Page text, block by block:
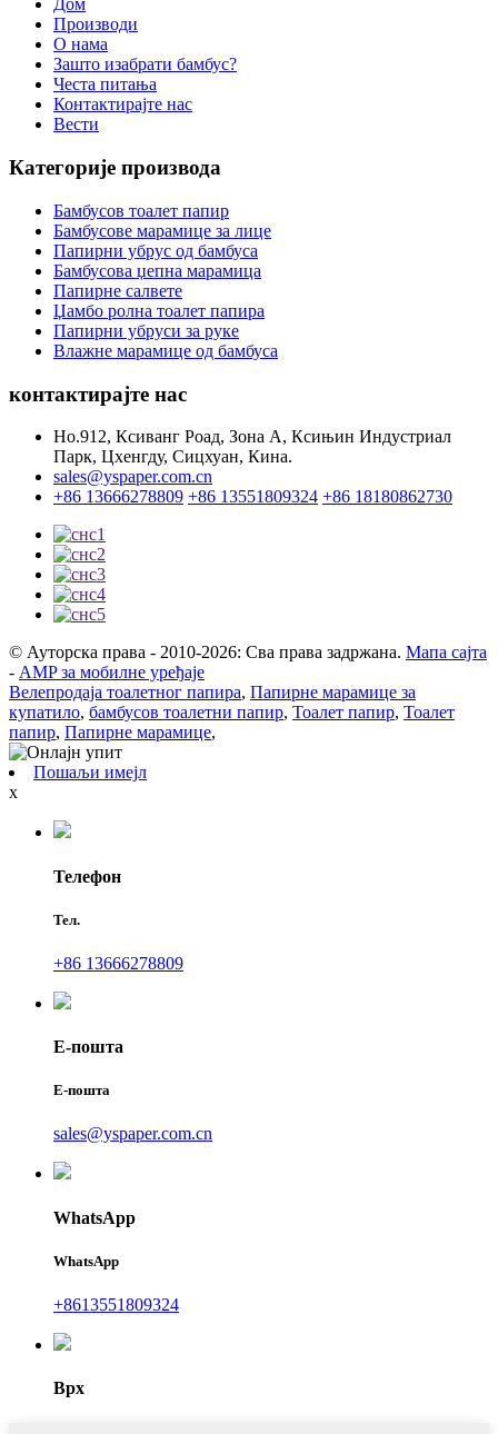
Дом
Производи
О нама
Зашто изабрати бамбус?
Честа питања
Контактирајте нас
Вести
Категорије производа
Бамбусов тоалет папир
Бамбусове марамице за лице
Папирни убрус од бамбуса
Бамбусова џепна марамица
Папирне салвете
Џамбо ролна тоалет папира
Папирни убруси за руке
Влажне марамице од бамбуса
контактирајте нас
Но.912, Ксиванг Роад, Зона А, Ксињин Индустриал
Парк, Цхенгду, Сицхуан, Кина.
sales@yspaper.com.cn
+86 13666278809 +86 13551809324 +86 18180862730
© Ауторска права - 2010-2026: Сва права задржана. Мапа сајта
- AMP за мобилне уређаје
Велепродаја тоалетног папира, Папирне марамице за
купатило, бамбусов тоалетни папир, Тоалет папир, Тоалет
папир, Папирне марамице,
Пошаљи имејл
x
Телефон
Тел.
+86 13666278809
Е-пошта
Е-пошта
sales@yspaper.com.cn
WhatsApp
WhatsApp
+8613551809324
Врх